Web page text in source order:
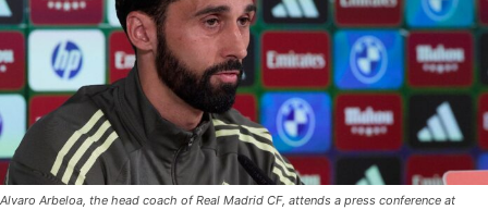
Alvaro Arbeloa, the head coach of Real Madrid CF, attends a press conference at